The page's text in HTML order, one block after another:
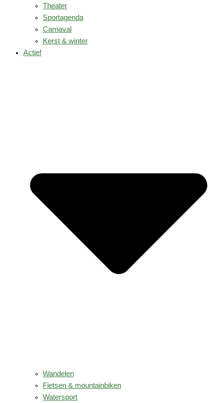
Theater
Sportagenda
Carnaval
Kerst & winter
Actief
Wandelen
Fietsen & mountainbiken
Watersport